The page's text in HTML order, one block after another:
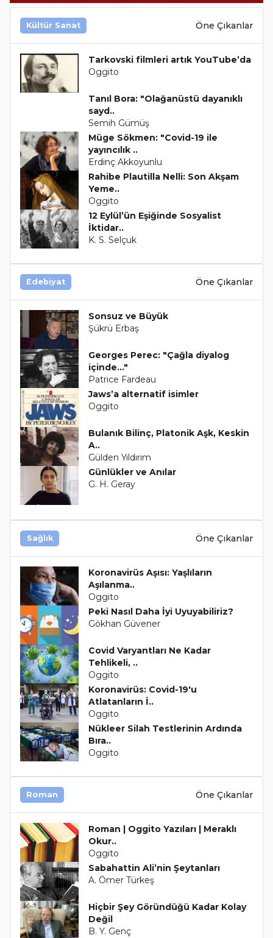
Kültür Sanat Öne Çıkanlar
Tarkovski filmleri artık YouTube’da
Oggito
Tanıl Bora: "Olağanüstü dayanıklı
sayd..
Semih Gümüş
Müge Sökmen: "Covid-19 ile
yayıncılık ..
Erdinç Akkoyunlu
Rahibe Plautilla Nelli: Son Akşam
Yeme..
Oggito
12 Eylül’ün Eşiğinde Sosyalist
İktidar..
K. S. Selçuk
Edebiyat Öne Çıkanlar
Sonsuz ve Büyük
Şükrü Erbaş
Georges Perec: "Çağla diyalog
içinde..."
Patrice Fardeau
Jaws’a alternatif isimler
Oggito
Bulanık Bilinç, Platonik Aşk, Keskin
A..
Gülden Yıldırım
Günlükler ve Anılar
G. H. Geray
Sağlık Öne Çıkanlar
Koronavirüs Aşısı: Yaşlıların
Aşılanma..
Oggito
Peki Nasıl Daha İyi Uyuyabiliriz?
Gökhan Güvener
Covid Varyantları Ne Kadar
Tehlikeli, ..
Oggito
Koronavirüs: Covid-19'u
Atlatanların İ..
Oggito
Nükleer Silah Testlerinin Ardında
Bıra..
Oggito
Roman Öne Çıkanlar
Roman | Oggito Yazıları | Meraklı
Okur..
Oggito
Sabahattin Ali’nin Şeytanları
A. Ömer Türkeş
Hiçbir Şey Göründüğü Kadar Kolay
Değil
B. Y. Genç